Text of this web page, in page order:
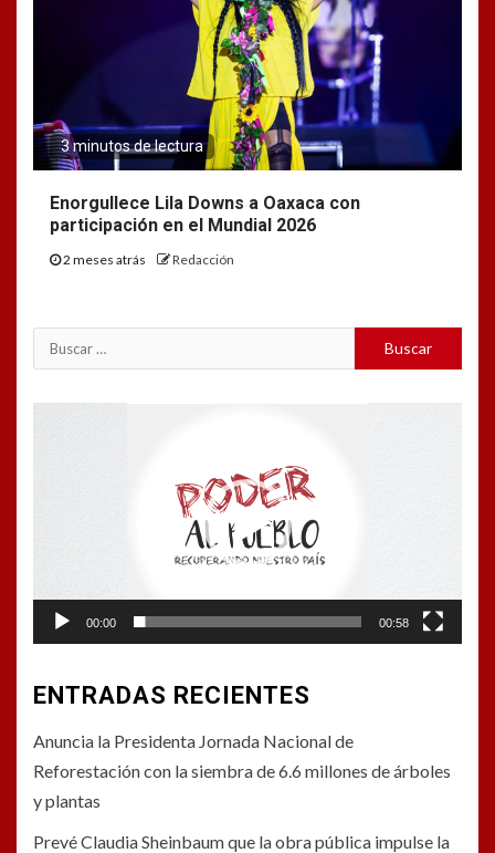
3 minutos de lectura
Enorgullece Lila Downs a Oaxaca con
participación en el Mundial 2026
2 meses atrás Redacción
Buscar:
00:00 00:58
ENTRADAS RECIENTES
Anuncia la Presidenta Jornada Nacional de
Reforestación con la siembra de 6.6 millones de árboles
y plantas
Prevé Claudia Sheinbaum que la obra pública impulse la